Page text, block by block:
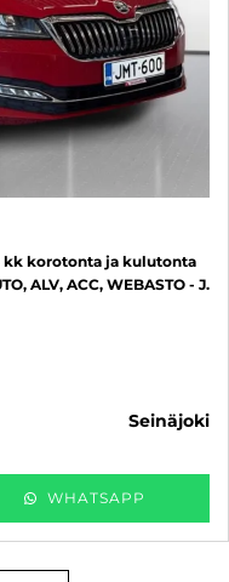
kk korotonta ja kulutonta
ALV, ACC, WEBASTO - J.
seinäjoki
WHATSAPP